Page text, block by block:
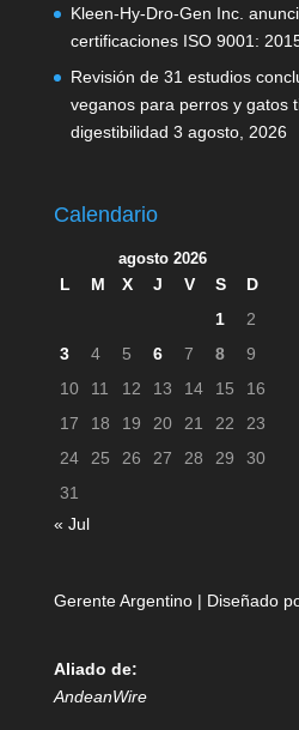
Kleen-Hy-Dro-Gen Inc.
certificaciones ISO 9001:
Revisión de 31 estudios
veganos para perros y gatos
digestibilidad 3 agosto, 2026
Calendario
agosto 2026
L M X J V S
D
1
2
3
4 5 6 7 8
9
10
11 12 13 14 15
16
17
18 19 20 21 22
23
24
25 26 27 28 29
30
31
« Jul
Gerente Argentino | Diseñado
Aliado de:
AndeanWire